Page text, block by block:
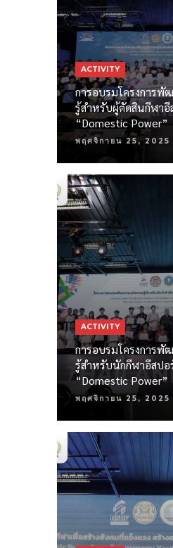
ACTIVITY
การอบรมโครงการพั
รู้สำหรับผู้ตัดสินกีฬาอี
“Domestic Power”
พฤศจิกายน 25, 2025
ACTIVITY
การอบรมโครงการพั
รู้สำหรับนักกีฬาอีสปอ
“Domestic Power”
พฤศจิกายน 25, 2025